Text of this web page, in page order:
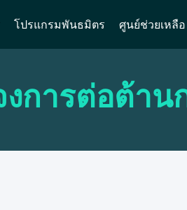
โปรแกรมพันธมิตร ศูนย์ช่วยเหลือ
การต่อต้าน